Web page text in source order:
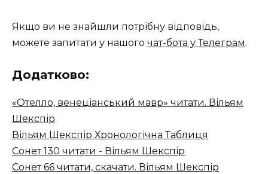
Якщо ви не знайшли потрібну відповідь,
можете запитати у нашого чат-бота у Телеграм.
Додатково:
«Отелло, венеціанський мавр» читати. Вільям
Шекспір
Вільям Шекспір ​​Хронологічна Таблиця
Сонет 130 читати - Вільям Шекспір
Сонет 66 читати, скачати. Вільям Шекспір